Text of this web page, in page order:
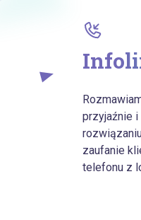
przyjaźnie i
zaufanie
telefonu z